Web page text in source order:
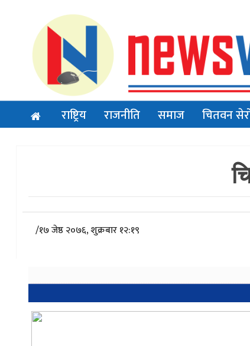
राष्ट्रिय राजनीति समाज चितवन
/१७ जेष्ठ २०७६, शुक्रबार १२:१९